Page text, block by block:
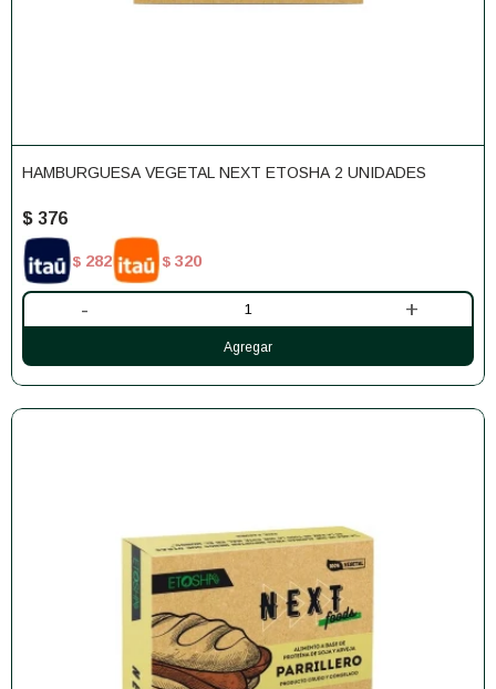
HAMBURGUESA VEGETAL NEXT ETOSHA 2 UNIDADES
$ 376
$ 282 $ 320
- +